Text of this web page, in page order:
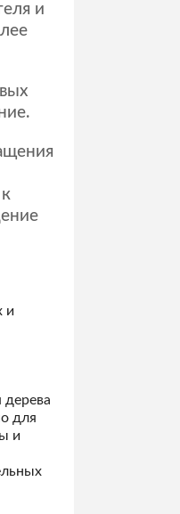
и
и
для
и